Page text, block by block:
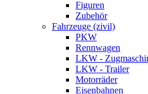
Figuren
Zubehör
Fahrzeuge (zivil)
PKW
Rennwagen
LKW -
LKW - Trailer
Motorräder
Eisenbahnen